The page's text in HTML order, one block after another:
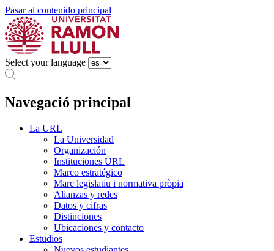
Pasar al contenido principal
Select your language
Navegació principal
La URL
La Universidad
Organización
Instituciones URL
Marco estratégico
Marc legislatiu i normativa pròpia
Alianzas y redes
Datos y cifras
Distinciones
Ubicaciones y contacto
Estudios